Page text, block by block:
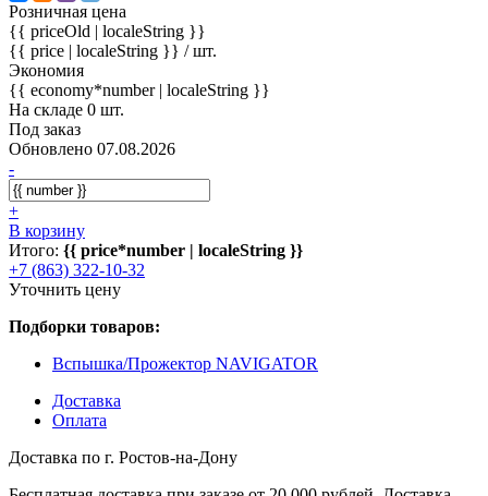
Розничная цена
{{ priceOld | localeString }}
{{ price | localeString }} / шт.
Экономия
{{ economy*number | localeString }}
На складе 0 шт.
Под заказ
Обновлено 07.08.2026
-
+
В корзину
Итого: {{ price*number | localeString }}
+7 (863) 322-10-32
Уточнить цену
Подборки товаров:
Вспышка/Прожектор NAVIGATOR
Доставка
Оплата
Доставка по г. Ростов-на-Дону